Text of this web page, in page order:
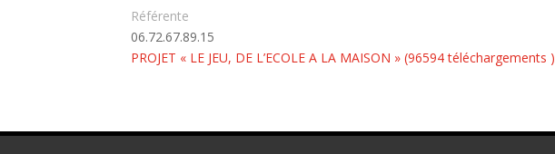
Référente
06.72.67.89.15
PROJET « LE JEU, DE L’ECOLE A LA MAISON » (96594 téléchargements )